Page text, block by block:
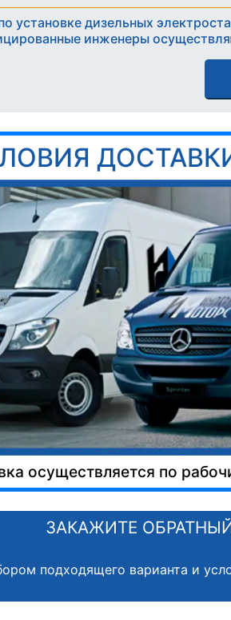
установке дизельных
инженеры
осуществляется по
ЗАКАЖИТЕ
подходящего варианта и